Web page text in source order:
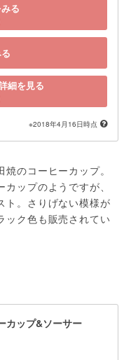
る
細を見る
※2018年4月16日時点
のコーヒーカップ。
ップのようですが、
ト。さりげない模様が
ック色も販売されてい
カップ&ソーサー